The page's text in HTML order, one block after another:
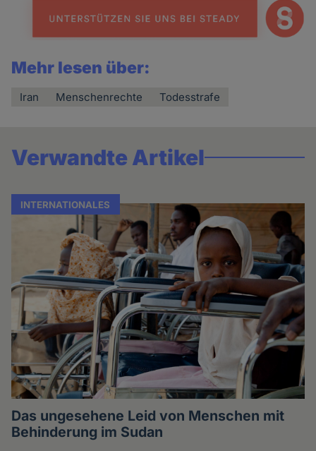
Mehr lesen über:
Iran Menschenrechte Todesstrafe
Verwandte Artikel
INTERNATIONALES
Das ungesehene Leid von Menschen mit
Behinderung im Sudan